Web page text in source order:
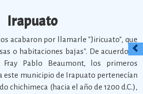
Irapuato
acabaron por llamarle "Jiricuato", que
o habitaciones bajas". De acuerdo al
Fray Pablo Beaumont, los primeros
este municipio de Irapuato pertenecían
chichimeca (hacia el año de 1200 d.C.),